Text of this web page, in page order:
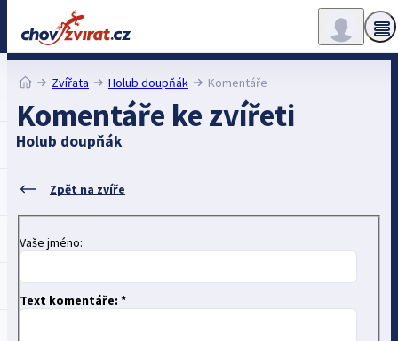
Zvířata Holub doupňák Komentáře
Komentáře ke zvířeti
Holub doupňák
Zpět na zvíře
Vaše jméno:
Text komentáře: *